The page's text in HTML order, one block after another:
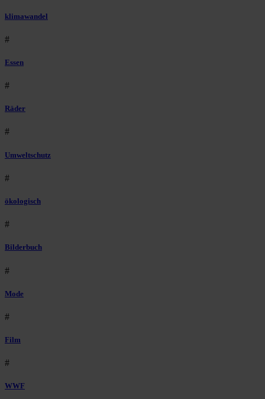
klimawandel
#
Essen
#
Räder
#
Umweltschutz
#
ökologisch
#
Bilderbuch
#
Mode
#
Film
#
WWF